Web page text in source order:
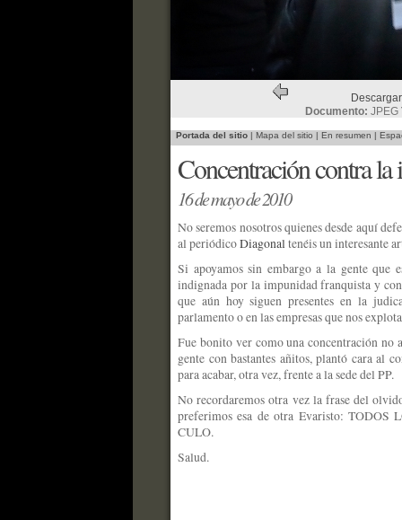
Documento: JPEG
Portada del sitio | Mapa del sitio | En resumen |
Concentración contra
16 de mayo de 2010
No seremos nosotros quienes desde aquí
al periódicoDiagonal tenéis un interesante
Si apoyamos sin embargo a la gente que
indignada por la impunidad franquista y
que aún hoy siguen presentes en la
parlamento o en las empresas que nos
Fue bonito ver como una concentración no
gente con bastantes añitos, plantó cara al
para acabar, otra vez, frente a la sede del PP.
No recordaremos otra vez la frase del
preferimos esa de otra Evaristo:
CULO.
Salud.